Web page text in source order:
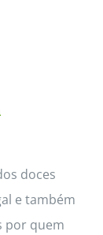
doces
e também
por quem